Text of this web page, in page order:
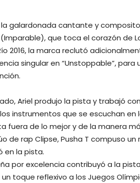
galardonada cantante y
que toca el corazón de
2016, la marca reclutó
singular en “Unstoppable”,
Ariel produjo la pista y trabajó
instrumentos que se escuchan en
fuera de lo mejor y de la manera
de rap Clipse, Pusha T compuso
en la pista.
por excelencia contribuyó a la
toque reflexivo a los Juegos